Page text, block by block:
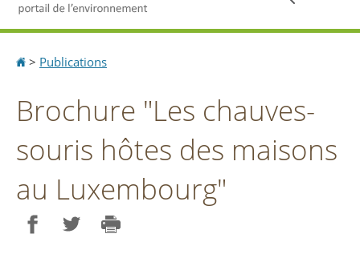
Accueil
> Publications
Brochure "Les chauves-
souris hôtes des maisons
au Luxembourg"